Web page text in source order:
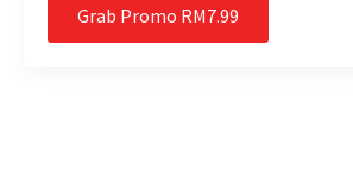
Grab Promo RM7.99